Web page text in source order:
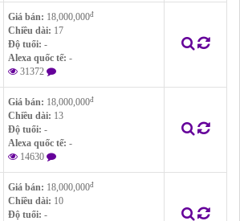
Giá bán: 18,000,000đ
Chiều dài: 17
Độ tuổi: -
Alexa quốc tế: -
31372
Giá bán: 18,000,000đ
Chiều dài: 13
Độ tuổi: -
Alexa quốc tế: -
14630
Giá bán: 18,000,000đ
Chiều dài: 10
Độ tuổi: -